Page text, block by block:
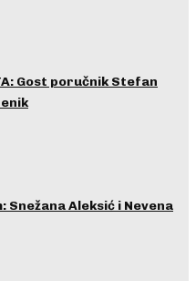
Gost poručnik Stefan
Snežana Aleksić i Nevena